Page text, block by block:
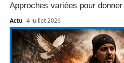
Approches variées pour
Actu 4 juillet 2026